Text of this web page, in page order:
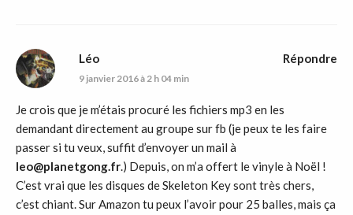
Léo
9 janvier 2016 à 2 h 04 min
Je crois que je m’étais procuré les fichiers mp3 en les
demandant directement au groupe sur fb (je peux te les faire
passer si tu veux, suffit d’envoyer un mail à
leo@planetgong.fr.) Depuis, on m’a offert le vinyle à Noël !
C’est vrai que les disques de Skeleton Key sont très chers,
c’est chiant. Sur Amazon tu peux l’avoir pour 25 balles, mais ça
Répondre